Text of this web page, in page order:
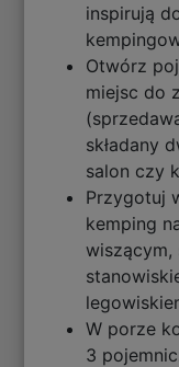
inspirują
Otwórz
miejsc do
składany
salon czy
Przygotuj
kemping
wiszącym,
W porze
3